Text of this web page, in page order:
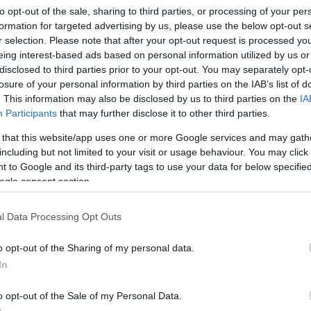
opt-out of the sale, sharing to third parties, or processing of your
for targeted advertising by us, please use the below opt-out
selection. Please note that after your opt-out request is processed
interest-based ads based on personal information utilized by us
to third parties prior to your opt-out. You may separately
of your personal information by third parties on the IAB’s list of
This information may also be disclosed by us to third parties on the
Participants that may further disclose it to other third parties.
that this website/app uses one or more Google services and may
but not limited to your visit or usage behaviour. You may
to Google and its third-party tags to use your data for below
consent section.
Data Processing Opt Outs
opt-out of the Sharing of my personal data.
opt-out of the Sale of my Personal Data.
a Magyar Falu program mintegy 130
Iskola kakasdi, Bezerédj Amália
épület homlokzati hőszigetelését végzik el, a
millió forintért lecserélik a tetőhéjazatot, és a
szintén a padlásteret szigetelik, a teveli
nyílászárókat cserélik ki, és járdát, lépcsőt
kötik meg, a munkák tavaszra fejeződnek be -
tanul.